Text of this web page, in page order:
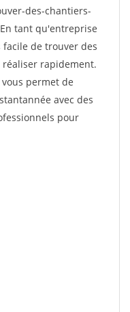
des-chantiers-
tant qu'entreprise
de trouver des
rapidement.
permet de
avec des
pour